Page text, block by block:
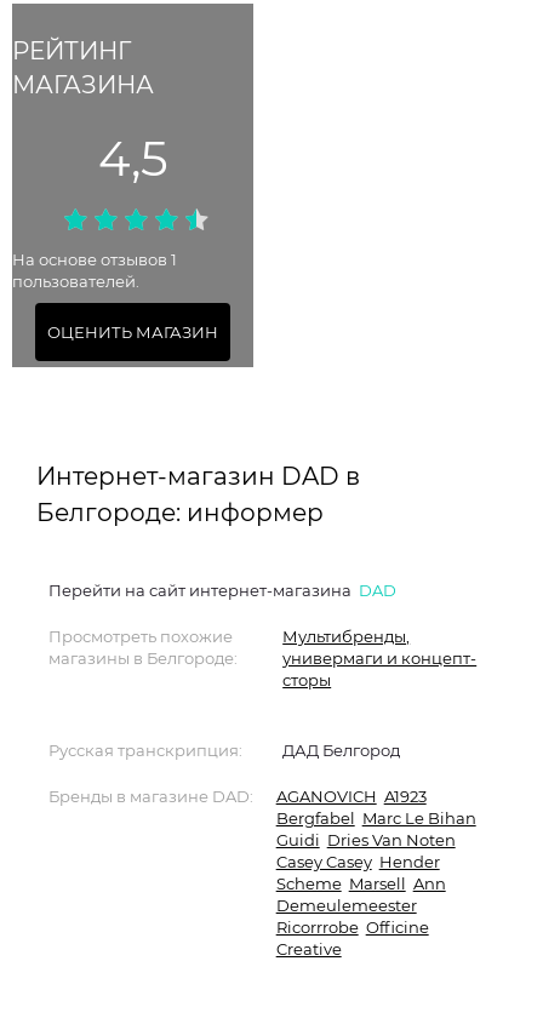
РЕЙТИНГ
МАГАЗИНА
4,5
На основе отзывов 1
пользователей.
ОЦЕНИТЬ МАГАЗИН
Интернет-магазин DAD в
Белгороде: информер
Перейти на сайт интернет-магазина DAD
Просмотреть похожие
магазины в Белгороде:
Мультибренды,
универмаги и концепт-
сторы
Русская транскрипция: ДАД Белгород
Бренды в магазине DAD: AGANOVICH A1923
Bergfabel Marc Le Bihan
Guidi Dries Van Noten
Casey Casey Hender
Scheme Marsell Ann
Demeulemeester
Ricorrrobe Officine
Creative